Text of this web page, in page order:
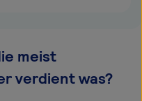
meist
verdient was?